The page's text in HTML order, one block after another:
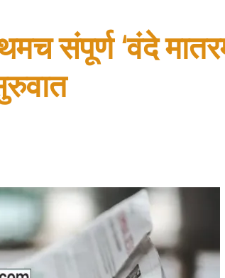
संपूर्ण ‘वंदे